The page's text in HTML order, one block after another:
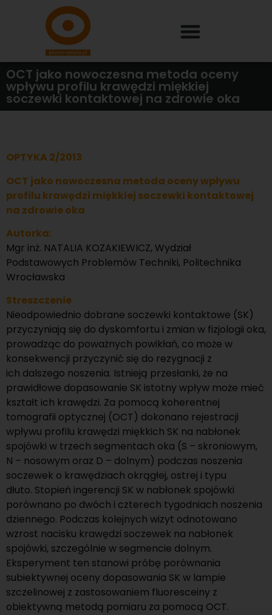
OCT jako nowoczesna metoda oceny
wpływu profilu krawędzi miękkiej
soczewki kontaktowej na zdrowie oka
OPTYKA 2/2013
OCT jako nowoczesna metoda oceny wpływu
profilu krawędzi miękkiej soczewki kontaktowej
na zdrowie oka
Autorka:
Mgr inż. NATALIA KOZAKIEWICZ, Wydział
Podstawowych Problemów Techniki, Politechnika
Wrocławska
Streszczenie
Nieodpowiednio dobrane soczewki kontaktowe (SK)
przyczyniają się do dyskomfortu i zmian w fizjologii oka,
prowadząc do poważnych powikłań, co może w
konsekwencji przyczynić się do rezygnacji z
ich dalszego noszenia. Istnieją przesłanki, że na
prawidłowe dopasowanie SK istotny wpływ może mieć
kształt ich krawędzi. Za pomocą koherentnej
tomografii optycznej (OCT) dokonano rejestracji
wpływu profilu krawędzi miękkich SK na nabłonek
spojówki w trzech segmentach oka (S – skroniowym,
N – nosowym oraz D – dolnym) podczas noszenia
soczewek o krawędziach okrągłej, ostrej i typu
dłuto. Stopień ingerencji SK w nabłonek spojówki
porównano po dwóch i czterech tygodniach noszenia
dziennego. Podczas kolejnych wizyt odnotowano
wzrost nacisku krawędzi soczewek na nabłonek
spojówki, szczególnie w segmencie dolnym.
Eksperyment ten stanowi próbę porównania
subiektywnej oceny dopasowania SK w lampie
szczelinowej z zastosowaniem fluoresceiny z
obiektywną metodą pomiaru za pomocą OCT.